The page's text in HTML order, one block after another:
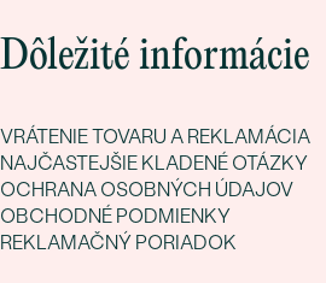
Dôležité informácie
VRÁTENIE TOVARU A REKLAMÁCIA
NAJČASTEJŠIE KLADENÉ OTÁZKY
OCHRANA OSOBNÝCH ÚDAJOV
OBCHODNÉ PODMIENKY
REKLAMAČNÝ PORIADOK